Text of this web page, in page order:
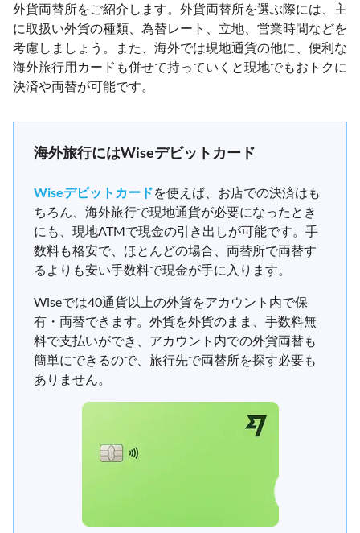
外貨両替所をご紹介します。外貨両替所を選ぶ際には、主
に取扱い外貨の種類、為替レート、立地、営業時間などを
考慮しましょう。また、海外では現地通貨の他に、便利な
海外旅行用カードも併せて持っていくと現地でもおトクに
決済や両替が可能です。
海外旅行にはWiseデビットカード
Wiseデビットカードを使えば、お店での決済はも
ちろん、海外旅行で現地通貨が必要になったとき
にも、現地ATMで現金の引き出しが可能です。手
数料も格安で、ほとんどの場合、両替所で両替す
るよりも安い手数料で現金が手に入ります。
Wiseでは40通貨以上の外貨をアカウント内で保
有・両替できます。外貨を外貨のまま、手数料無
料で支払いができ、アカウント内での外貨両替も
簡単にできるので、旅行先で両替所を探す必要も
ありません。